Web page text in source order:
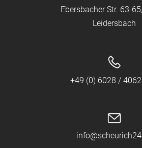
Ebersbacher Str. 63-
Leidersbach
+49 (0) 6028 /